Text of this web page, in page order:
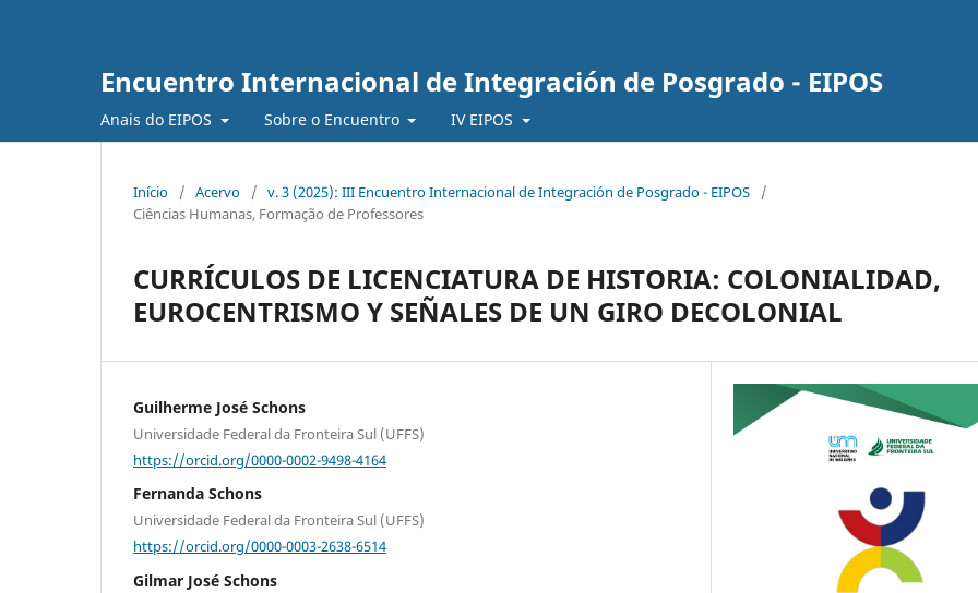
Encuentro Internacional de Integración de Posgrado - EIPOS
Anais do EIPOS Sobre o Encuentro IV EIPOS
Início / Acervo / v. 3 (2025): III Encuentro Internacional de Integración de Posgrado - EIPOS
/
Ciências Humanas, Formação de Professores
CURRÍCULOS DE LICENCIATURA DE HISTORIA: COLONIALIDAD,
EUROCENTRISMO Y SEÑALES DE UN GIRO DECOLONIAL
Guilherme José Schons
Universidade Federal da Fronteira Sul (UFFS)
https://orcid.org/0000-0002-9498-4164
Fernanda Schons
Universidade Federal da Fronteira Sul (UFFS)
https://orcid.org/0000-0003-2638-6514
Gilmar José Schons